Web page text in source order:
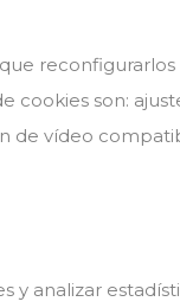
reconfigurarlos
cookies son:
de vídeo
y analizar